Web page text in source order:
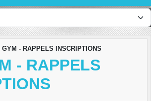
GYM - RAPPELS INSCRIPTIONS
- RAPPELS